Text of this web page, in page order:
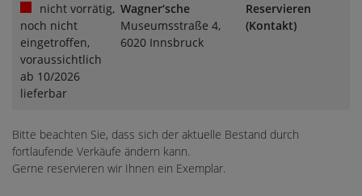
nicht vorrätig,
noch nicht
eingetroffen,
voraussichtlich
ab 10/2026
lieferbar
Wagner‘sche
Museumsstraße 4,
6020 Innsbruck
Reservieren
(Kontakt)
Bitte beachten Sie, dass sich der aktuelle Bestand durch
fortlaufende Verkäufe ändern kann.
Gerne reservieren wir Ihnen ein Exemplar.